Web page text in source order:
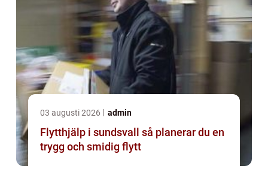
03 augusti 2026 admin
Flytthjälp i sundsvall så planerar du en
trygg och smidig flytt